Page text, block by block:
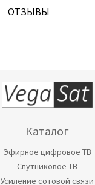
ОТЗЫВЫ
Каталог
Эфирное цифровое ТВ
Спутниковое ТВ
Усиление сотовой связи